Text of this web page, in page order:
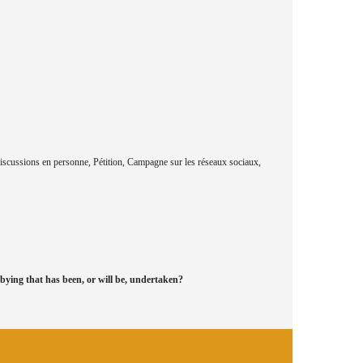
en personne, Pétition, Campagne sur les réseaux sociaux,
that has been, or will be, undertaken?